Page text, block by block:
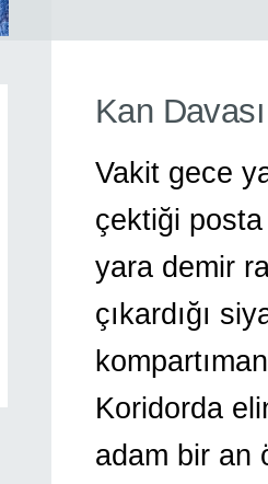
Kan Davası
Vakit gece
çektiği
yara demir
çıkardığı
Koridorda
adam bir an